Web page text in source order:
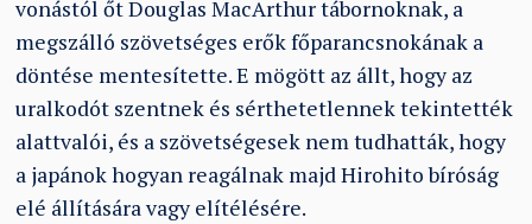
vonástól őt Douglas MacArthur tábornoknak, a
megszálló szövetséges erők főparancsnokának a
döntése mentesítette. E mögött az állt, hogy az
uralkodót szentnek és sérthetetlennek tekintették
alattvalói, és a szövetségesek nem tudhatták, hogy
a japánok hogyan reagálnak majd Hirohito bíróság
elé állítására vagy elítélésére.